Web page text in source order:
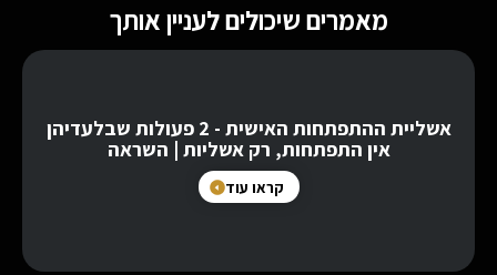
מאמרים שיכולים לעניין אותך
אשליית ההתפתחות האישית - 2 פעולות שבלעדיהן
אין התפתחות, רק אשליות | השראה
קראו עוד